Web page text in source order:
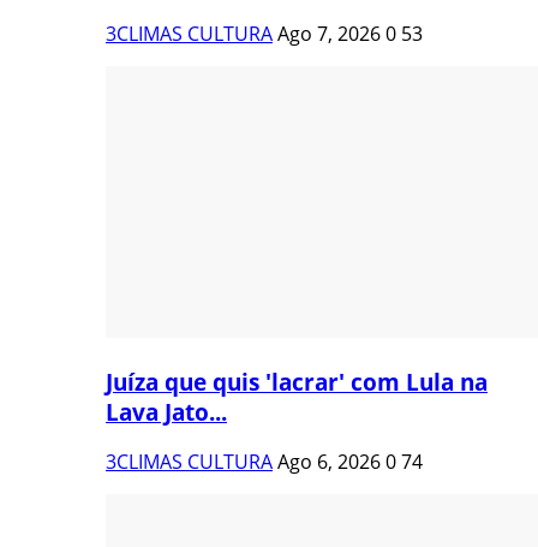
3CLIMAS CULTURAAgo 7, 20260 53
Juíza que quis 'lacrar' com Lula na
Lava Jato...
3CLIMAS CULTURAAgo 6, 2026074